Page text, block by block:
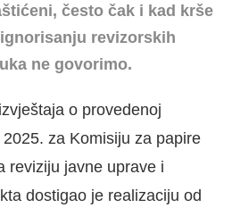
često čak i kad krše
revizorskih
ne govorimo.
o provedenoj
za Komisiju za papire
reviziju javne uprave i
dostigao je realizaciju od